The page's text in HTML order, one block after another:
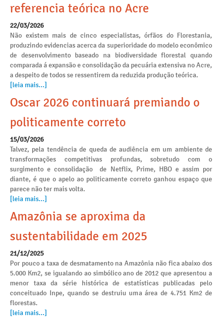
referencia teórica no Acre
22/03/2026
Não existem mais de cinco especialistas, órfãos do Florestania,
produzindo evidencias acerca da superioridade do modelo econômico
de desenvolvimento baseado na biodiversidade florestal quando
comparada á expansão e consolidação da pecuária extensiva no Acre,
a despeito de todos se ressentirem da reduzida produção teórica.
[leia mais...]
Oscar 2026 continuará premiando o
politicamente correto
15/03/2026
Talvez, pela tendência de queda de audiência em um ambiente de
transformações competitivas profundas, sobretudo com o
surgimento e consolidação de Netflix, Prime, HBO e assim por
diante, é que o apelo ao politicamente correto ganhou espaço que
parece não ter mais volta.
[leia mais...]
Amazônia se aproxima da
sustentabilidade em 2025
21/12/2025
Por pouco a taxa de desmatamento na Amazônia não fica abaixo dos
5.000 Km2, se igualando ao simbólico ano de 2012 que apresentou a
menor taxa da série histórica de estatísticas publicadas pelo
conceituado Inpe, quando se destruiu uma área de 4.751 Km2 de
florestas.
[leia mais...]